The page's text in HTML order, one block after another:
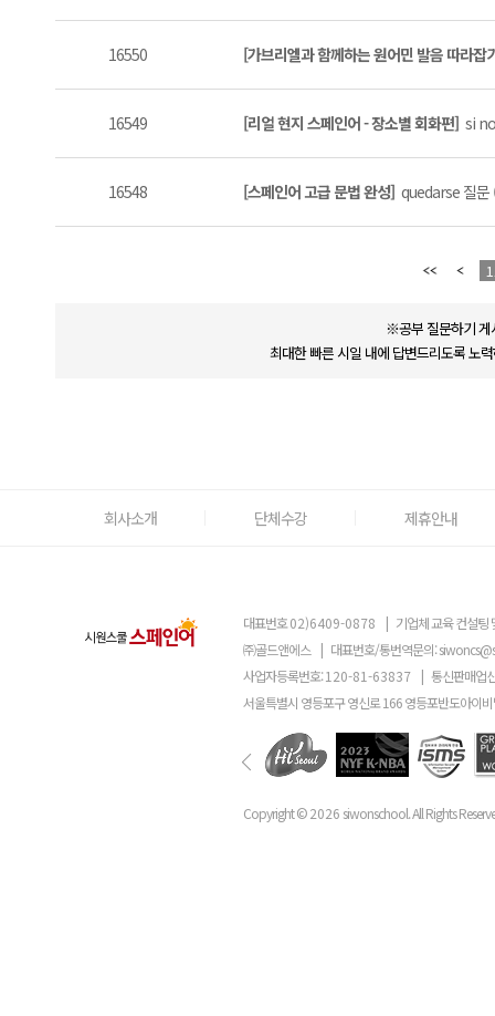
16550 [가브리엘과 함께하는 원어민 발음 따라
16549 [리얼 현지 스페인어 - 장소별 회화편] si
16548 [스페인어 고급 문법 완성] quedarse 질문
※공부 질문하기 게
최대한 빠른 시일 내에 답변드리도록 노
회사소개 단체수강 제휴안내
대표번호02)6409-0878 | 기업체 교육 컨설팅
㈜골드앤에스 | 대표번호/통번역문의:
사업자등록번호:120-81-63837 | 통신판매업
서울특별시 영등포구 영신로 166 영등포반도아이
Copyright ©2026 siwonschool. All Rights